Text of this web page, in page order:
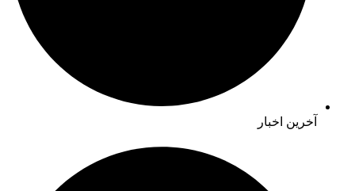
آخرین اخبار